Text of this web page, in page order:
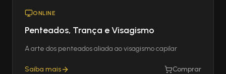
ONLINE
Penteados, Trança e Visagismo
A arte dos penteados aliada ao visagismo capilar
Saiba mais Comprar